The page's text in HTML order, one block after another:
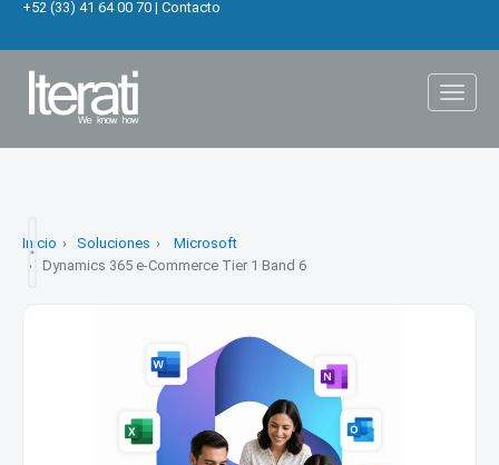
+52 (33) 41 64 00 70 | Contacto
Inicio Soluciones
Microsoft
Dynamics 365 e-Commerce Tier 1 Band 6